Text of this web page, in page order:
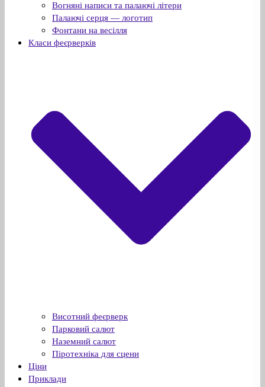
Вогняні написи та палаючі літери
Палаючі серця — логотип
Фонтани на весілля
Класи феєрверків
Висотний феєрверк
Парковий салют
Наземний салют
Піротехніка для сцени
Ціни
Приклади